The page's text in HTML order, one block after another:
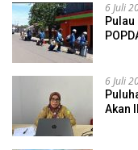
6 Juli
6 Juli
Akan